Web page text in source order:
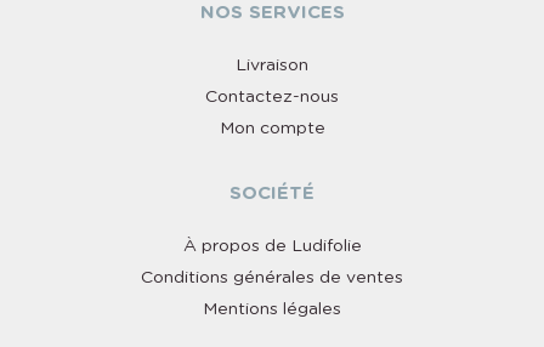
NOS SERVICES
Livraison
Contactez-nous
Mon compte
SOCIÉTÉ
À propos de Ludifolie
Conditions générales de ventes
Mentions légales